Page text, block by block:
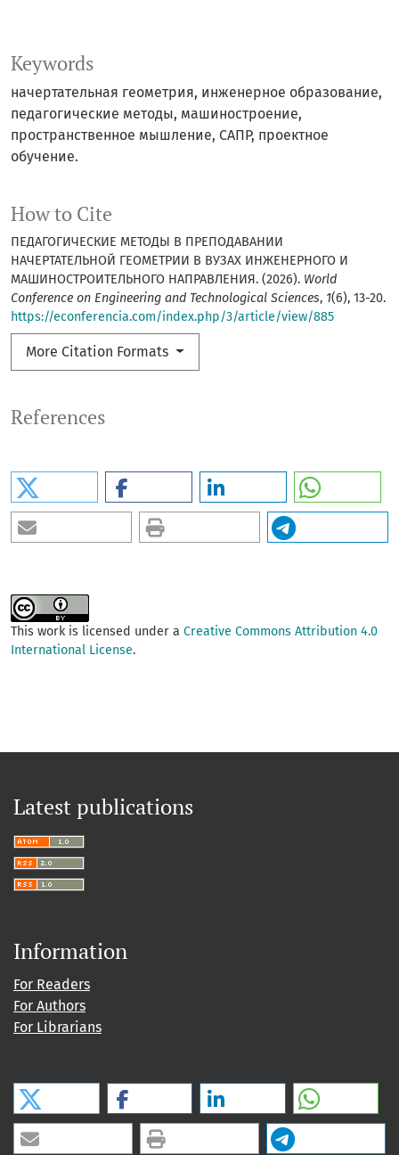
Keywords
начертательная геометрия, инженерное образование,
педагогические методы, машиностроение,
пространственное мышление, САПР, проектное
обучение.
How to Cite
ПЕДАГОГИЧЕСКИЕ МЕТОДЫ В ПРЕПОДАВАНИИ
НАЧЕРТАТЕЛЬНОЙ ГЕОМЕТРИИ В ВУЗАХ ИНЖЕНЕРНОГО И
МАШИНОСТРОИТЕЛЬНОГО НАПРАВЛЕНИЯ. (2026). World
Conference on Engineering and Technological Sciences, 1(6), 13-20.
https://econferencia.com/index.php/3/article/view/885
More Citation Formats
References
This work is licensed under a Creative Commons Attribution 4.0
International License.
Latest publications
Information
For Readers
For Authors
For Librarians